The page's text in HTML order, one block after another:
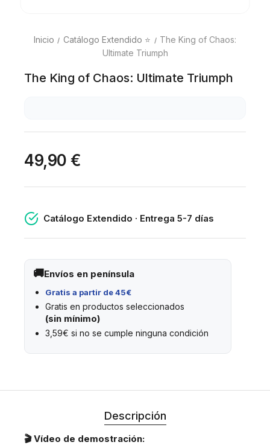
Inicio Catálogo Extendido ⭐
The King of Chaos:
Ultimate Triumph
The King of Chaos: Ultimate Triumph
49,90 €
Catálogo Extendido · Entrega 5-7 días
Envíos en península
Gratis a partir de 45€
Gratis en productos seleccionados
(sin mínimo)
3,59€ si no se cumple ninguna condición
Descripción
🎬 Vídeo de demostración: